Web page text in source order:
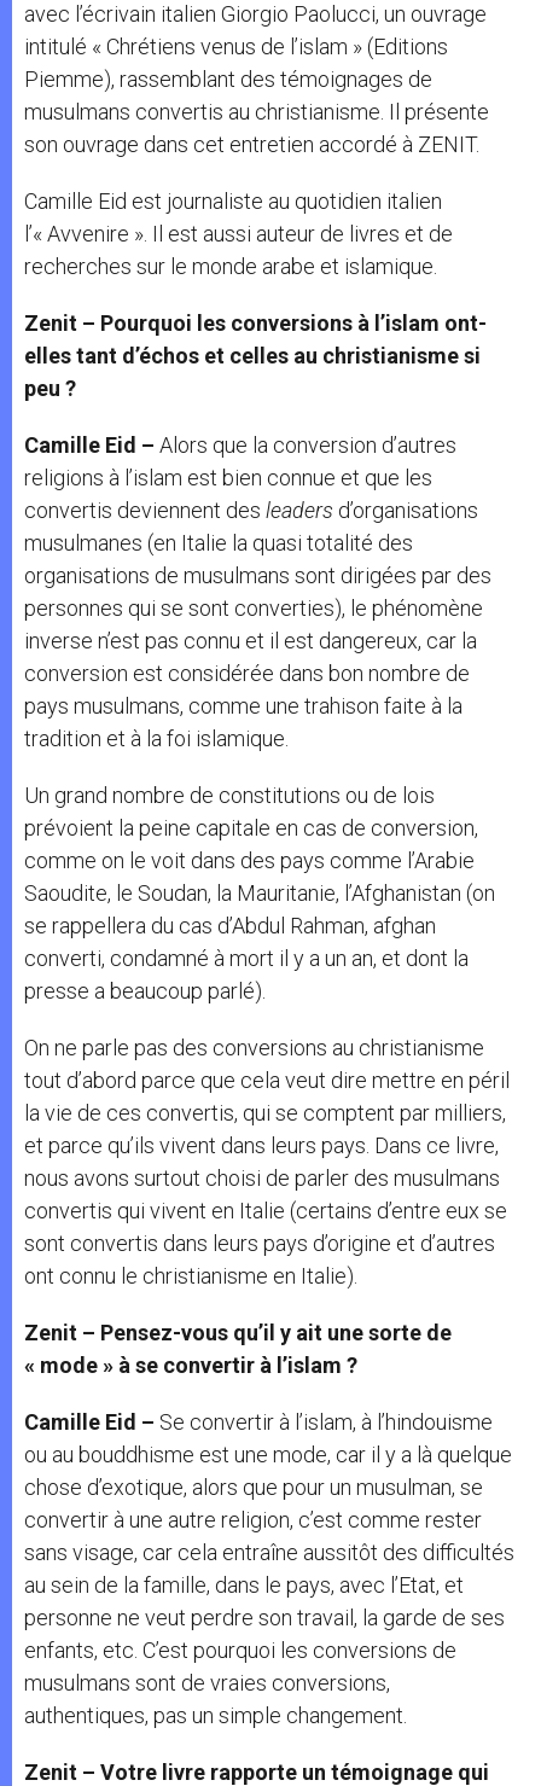
avec l’écrivain italien Giorgio Paolucci, un ouvrage
intitulé « Chrétiens venus de l’islam » (Editions
Piemme), rassemblant des témoignages de
musulmans convertis au christianisme. Il présente
son ouvrage dans cet entretien accordé à ZENIT.
Camille Eid est journaliste au quotidien italien
l’« Avvenire ». Il est aussi auteur de livres et de
recherches sur le monde arabe et islamique.
Zenit – Pourquoi les conversions à l’islam ont-
elles tant d’échos et celles au christianisme si
peu ?
Camille Eid – Alors que la conversion d’autres
religions à l’islam est bien connue et que les
convertis deviennent des leaders d’organisations
musulmanes (en Italie la quasi totalité des
organisations de musulmans sont dirigées par des
personnes qui se sont converties), le phénomène
inverse n’est pas connu et il est dangereux, car la
conversion est considérée dans bon nombre de
pays musulmans, comme une trahison faite à la
tradition et à la foi islamique.
Un grand nombre de constitutions ou de lois
prévoient la peine capitale en cas de conversion,
comme on le voit dans des pays comme l’Arabie
Saoudite, le Soudan, la Mauritanie, l’Afghanistan (on
se rappellera du cas d’Abdul Rahman, afghan
converti, condamné à mort il y a un an, et dont la
presse a beaucoup parlé).
On ne parle pas des conversions au christianisme
tout d’abord parce que cela veut dire mettre en péril
la vie de ces convertis, qui se comptent par milliers,
et parce qu’ils vivent dans leurs pays. Dans ce livre,
nous avons surtout choisi de parler des musulmans
convertis qui vivent en Italie (certains d’entre eux se
sont convertis dans leurs pays d’origine et d’autres
ont connu le christianisme en Italie).
Zenit – Pensez-vous qu’il y ait une sorte de
« mode » à se convertir à l’islam ?
Camille Eid – Se convertir à l’islam, à l’hindouisme
ou au bouddhisme est une mode, car il y a là quelque
chose d’exotique, alors que pour un musulman, se
convertir à une autre religion, c’est comme rester
sans visage, car cela entraîne aussitôt des difficultés
au sein de la famille, dans le pays, avec l’Etat, et
personne ne veut perdre son travail, la garde de ses
enfants, etc. C’est pourquoi les conversions de
musulmans sont de vraies conversions,
authentiques, pas un simple changement.
Zenit – Votre livre rapporte un témoignage qui